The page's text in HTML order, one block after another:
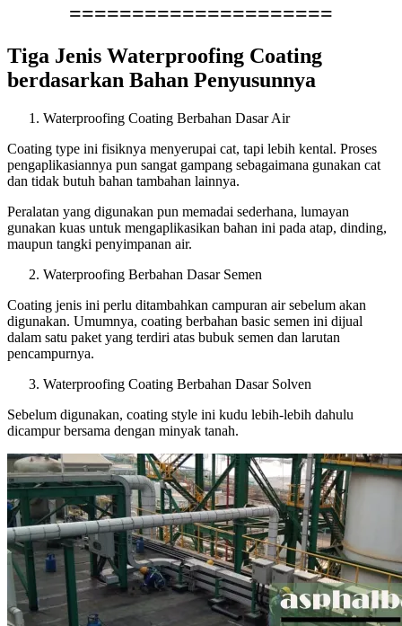
=====================
Tiga Jenis Waterproofing Coating
berdasarkan Bahan Penyusunnya
Waterproofing Coating Berbahan Dasar Air
Coating type ini fisiknya menyerupai cat, tapi lebih kental. Proses
pengaplikasiannya pun sangat gampang sebagaimana gunakan cat
dan tidak butuh bahan tambahan lainnya.
Peralatan yang digunakan pun memadai sederhana, lumayan
gunakan kuas untuk mengaplikasikan bahan ini pada atap, dinding,
maupun tangki penyimpanan air.
Waterproofing Berbahan Dasar Semen
Coating jenis ini perlu ditambahkan campuran air sebelum akan
digunakan. Umumnya, coating berbahan basic semen ini dijual
dalam satu paket yang terdiri atas bubuk semen dan larutan
pencampurnya.
Waterproofing Coating Berbahan Dasar Solven
Sebelum digunakan, coating style ini kudu lebih-lebih dahulu
dicampur bersama dengan minyak tanah.